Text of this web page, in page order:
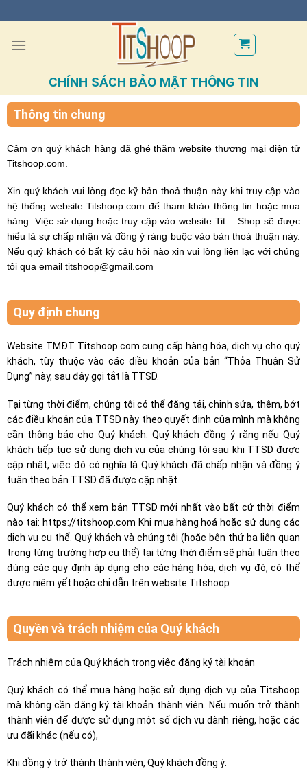
CHÍNH SÁCH BẢO MẬT THÔNG TIN
Thông tin chung
Cảm ơn quý khách hàng đã ghé thăm website thương mại điện tử
Titshoop.com.
Xin quý khách vui lòng đọc kỹ bản thoả thuận này khi truy cập vào
hệ thống website Titshoop.com để tham khảo thông tin hoặc mua
hàng. Việc sử dụng hoặc truy cập vào website Tit – Shop sẽ được
hiểu là sự chấp nhận và đồng ý ràng buộc vào bản thoả thuận này.
Nếu quý khách có bất kỳ câu hỏi nào xin vui lòng liên lạc với chúng
tôi qua email titshoop@gmail.com
Quy định chung
Website TMĐT Titshoop.com cung cấp hàng hóa, dịch vụ cho quý
khách, tùy thuộc vào các điều khoản của bản “Thỏa Thuận Sử
Dụng” này, sau đây gọi tắt là TTSD.
Tại từng thời điểm, chúng tôi có thể đăng tải, chỉnh sửa, thêm, bớt
các điều khoản của TTSD này theo quyết định của mình mà không
cần thông báo cho Quý khách. Quý khách đồng ý rằng nếu Quý
khách tiếp tục sử dụng dịch vụ của chúng tôi sau khi TTSD được
cập nhật, việc đó có nghĩa là Quý khách đã chấp nhận và đồng ý
tuân theo bản TTSD đã được cập nhật.
Quý khách có thể xem bản TTSD mới nhất vào bất cứ thời điểm
nào tại: https://titshoop.com Khi mua hàng hoá hoặc sử dụng các
dịch vụ cụ thể. Quý khách và chúng tôi (hoặc bên thứ ba liên quan
trong từng trường hợp cụ thể) tại từng thời điểm sẽ phải tuân theo
đúng các quy định áp dụng cho các hàng hóa, dịch vụ đó, có thể
được niêm yết hoặc chỉ dẫn trên website Titshoop
Quyền và trách nhiệm của Quý khách
Trách nhiệm của Quý khách trong việc đăng ký tài khoản
Quý khách có thể mua hàng hoặc sử dụng dịch vụ của Titshoop
mà không cần đăng ký tài khoản thành viên. Nếu muốn trở thành
thành viên để được sử dụng một số dịch vụ dành riêng, hoặc các
ưu đãi khác (nếu có),
Khi đồng ý trở thành thành viên, Quý khách đồng ý: